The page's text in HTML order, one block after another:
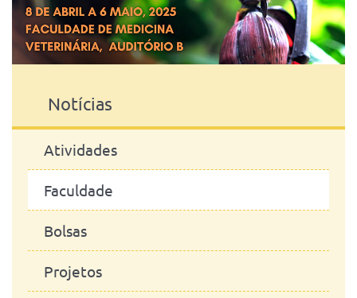
Notícias
Atividades
Faculdade
Bolsas
Projetos